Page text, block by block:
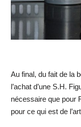
Au final, du fait de la
l’achat d’une S.H.
nécessaire que pour
pour ce qui est de